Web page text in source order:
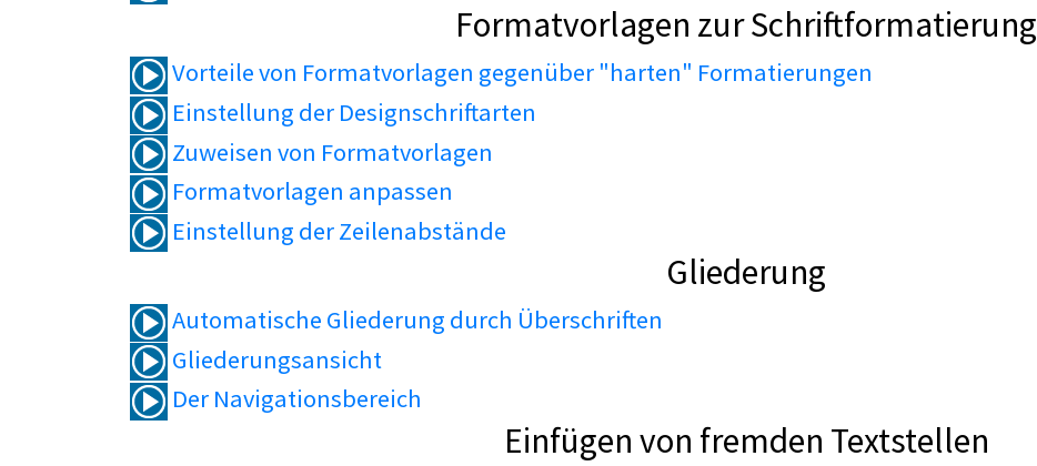
Formatvorlagen zur Schriftformatierung
Vorteile von Formatvorlagen gegenüber "harten" Formatierungen
Einstellung der Designschriftarten
Zuweisen von Formatvorlagen
Formatvorlagen anpassen
Einstellung der Zeilenabstände
Gliederung
Automatische Gliederung durch Überschriften
Gliederungsansicht
Der Navigationsbereich
Einfügen von fremden Textstellen